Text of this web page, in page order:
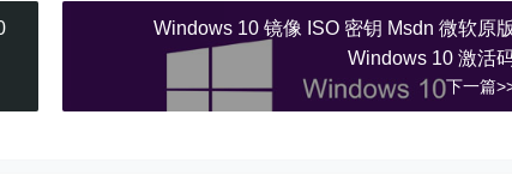
Windows 10 镜像 ISO 密钥 Msdn 微软原版
Windows 10 激活
下一篇